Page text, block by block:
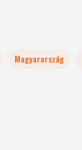
Magyarország